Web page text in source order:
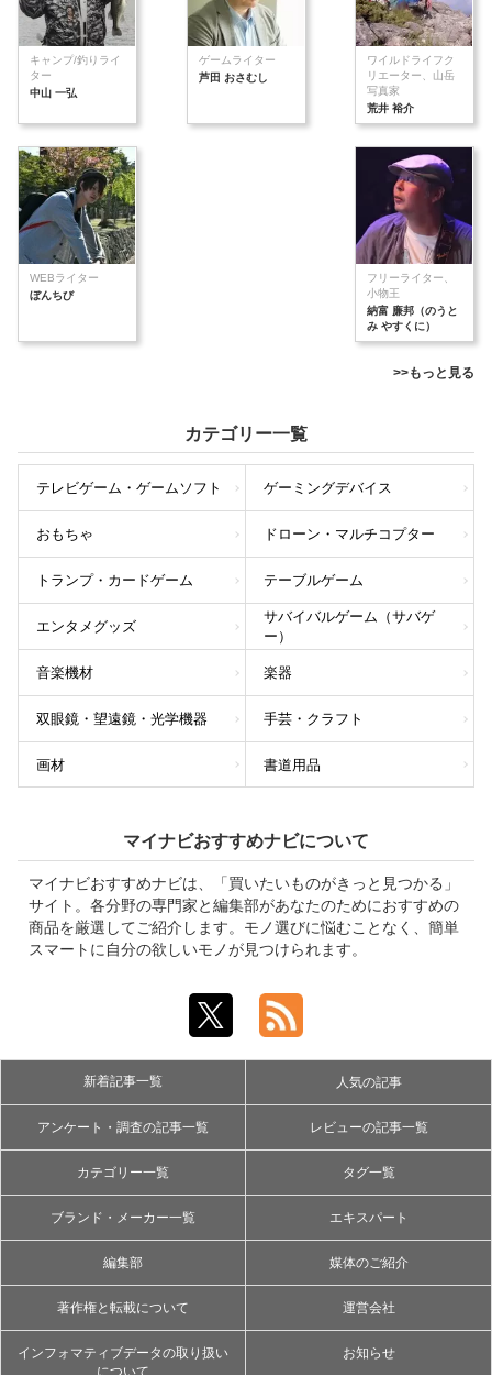
キャンプ/釣りライ
ター
中山 一弘
ゲームライター
芦田 おさむし
ワイルドライフク
リエーター、山岳
写真家
荒井 裕介
WEBライター
ぼんちび
フリーライター、
小物王
納富 廉邦（のうと
み やすくに）
>>もっと見る
カテゴリー一覧
テレビゲーム・ゲームソフト ゲーミングデバイス
おもちゃ ドローン・マルチコプター
トランプ・カードゲーム テーブルゲーム
エンタメグッズ
サバイバルゲーム（サバゲ
ー）
音楽機材 楽器
双眼鏡・望遠鏡・光学機器 手芸・クラフト
画材 書道用品
マイナビおすすめナビについて
マイナビおすすめナビは、「買いたいものがきっと見つかる」
サイト。各分野の専門家と編集部があなたのためにおすすめの
商品を厳選してご紹介します。モノ選びに悩むことなく、簡単
スマートに自分の欲しいモノが見つけられます。
新着記事一覧 人気の記事
アンケート・調査の記事一覧 レビューの記事一覧
カテゴリー一覧 タグ一覧
ブランド・メーカー一覧 エキスパート
編集部 媒体のご紹介
著作権と転載について 運営会社
インフォマティブデータの取り扱い
について
お知らせ